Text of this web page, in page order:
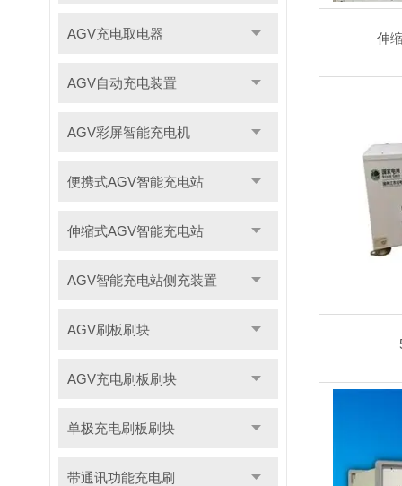
AGV充电取电器
AGV自动充电装置
AGV彩屏智能充电机
便携式AGV智能充电站
伸缩式AGV智能充电站
AGV智能充电站侧充装置
AGV刷板刷块
AGV充电刷板刷块
单极充电刷板刷块
带通讯功能充电刷
伸